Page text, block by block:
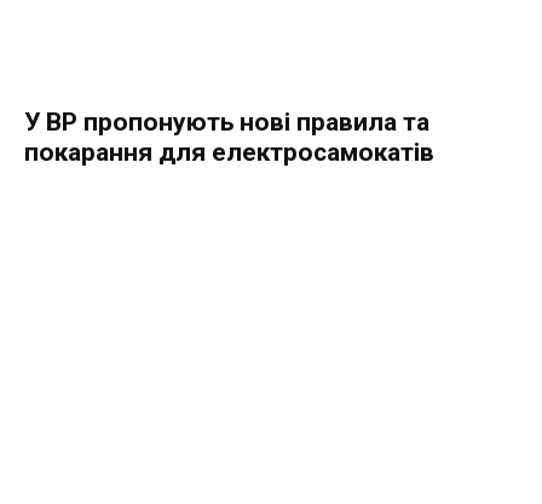
У ВР пропонують нові правила та
покарання для електросамокатів